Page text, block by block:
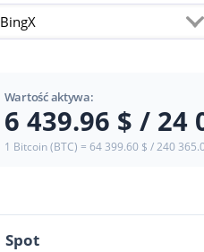
BingX
Wartość aktywa:
6 439.96 $ / 24
1 Bitcoin (BTC) = 64 399.60 $ / 240
Spot